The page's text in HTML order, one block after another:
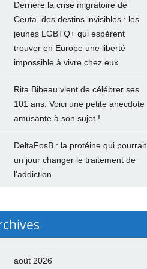
Derrière la crise migratoire de
Ceuta, des destins invisibles : les
jeunes LGBTQ+ qui espèrent
trouver en Europe une liberté
impossible à vivre chez eux
Rita Bibeau vient de célébrer ses
101 ans. Voici une petite anecdote
amusante à son sujet !
DeltaFosB : la protéine qui pourrait
un jour changer le traitement de
l’addiction
août 2026